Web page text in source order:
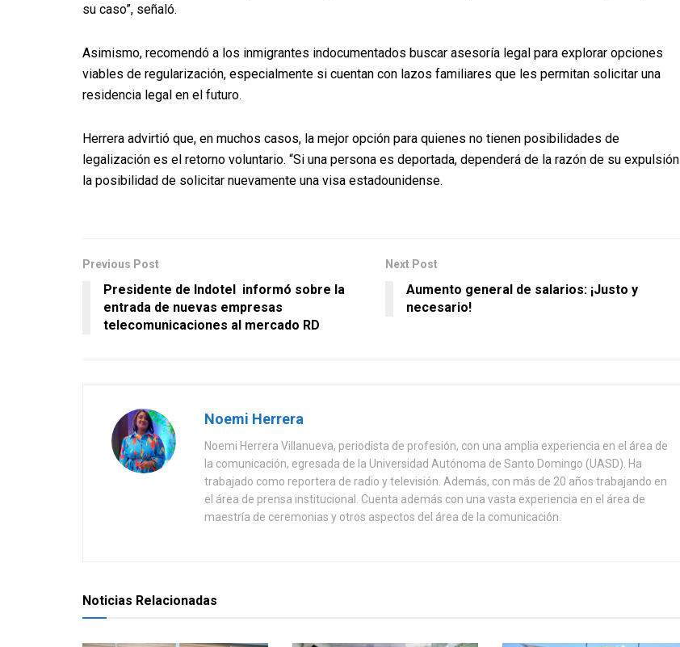
su caso”, señaló.
Asimismo, recomendó a los inmigrantes indocumentados buscar asesoría legal para explorar opciones
viables de regularización, especialmente si cuentan con lazos familiares que les permitan solicitar una
residencia legal en el futuro.
Herrera advirtió que, en muchos casos, la mejor opción para quienes no tienen posibilidades de
legalización es el retorno voluntario. “Si una persona es deportada, dependerá de la razón de su expulsión
la posibilidad de solicitar nuevamente una visa estadounidense.
Previous Post
Presidente de Indotel informó sobre la
entrada de nuevas empresas
telecomunicaciones al mercado RD
Next Post
Aumento general de salarios: ¡Justo y
necesario!
Noemi Herrera
Noemi Herrera Villanueva, periodista de profesión, con una amplia experiencia en el área de
la comunicación, egresada de la Universidad Autónoma de Santo Domingo (UASD). Ha
trabajado como reportera de radio y televisión. Además, con más de 20 años trabajando en
el área de prensa institucional. Cuenta además con una vasta experiencia en el área de
maestría de ceremonias y otros aspectos del área de la comunicación.
Noticias Relacionadas